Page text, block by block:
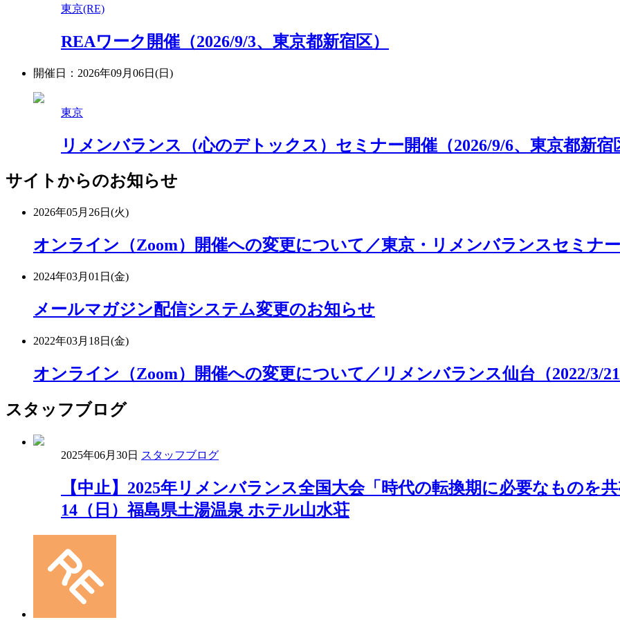
東京(RE)
REAワーク開催（2026/9/3、東京都新宿区）
開催日：2026年09月06日(日)
東京
リメンバランス（心のデトックス）セミナー開催（2026/9/6、東京都新宿
サイトからのお知らせ
2026年05月26日(火)
オンライン（Zoom）開催への変更について／東京・リメンバランスセミナー
2024年03月01日(金)
メールマガジン配信システム変更のお知らせ
2022年03月18日(金)
オンライン（Zoom）開催への変更について／リメンバランス仙台（2022/3/
スタッフブログ
2025年06月30日 スタッフブログ
【中止】2025年リメンバランス全国大会「時代の転換期に必要なものを
14（日）福島県土湯温泉 ホテル山水荘